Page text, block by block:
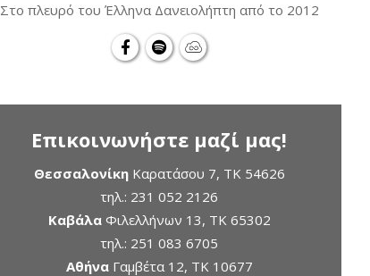
Στο πλευρό του Έλληνα Δανειολήπτη από το 2012
Επικοινωνήστε μαζί μας!
ΘεσσαλονίκηΚαρατάσου 7, TK 54626
τηλ.: 231 052 2126
ΚαβάλαΦιλελλήνων 13, ΤΚ 65302
τηλ.: 251 083 6705
ΑθήναΓαμβέτα 12, ΤΚ 10677